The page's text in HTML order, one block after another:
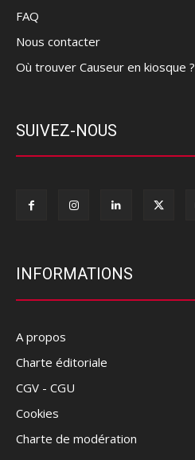
FAQ
Nous contacter
Où trouver Causeur en kiosque ?
SUIVEZ-NOUS
INFORMATIONS
A propos
Charte éditoriale
CGV - CGU
Cookies
Charte de modération